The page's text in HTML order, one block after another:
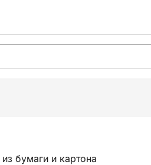
бумаги и картона